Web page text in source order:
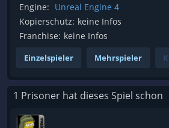
Engine: Unreal Engine 4
Kopierschutz: keine Infos
Franchise: keine Infos
Einzelspieler Mehrspieler
1 Prisoner hat dieses Spiel schon